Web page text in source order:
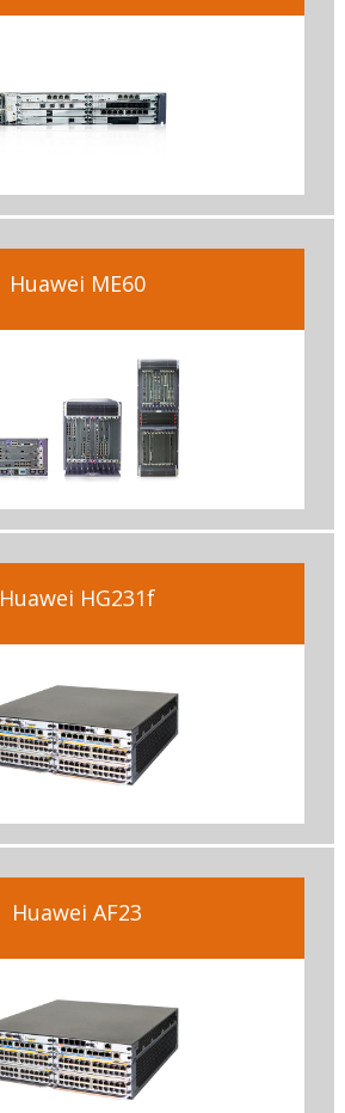
Huawei ME60
Huawei HG231f
Huawei AF23